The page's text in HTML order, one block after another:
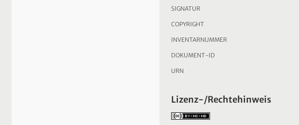
SIGNATUR
COPYRIGHT
INVENTARNUMMER
DOKUMENT-ID
URN
Lizenz-/Rechtehinweis